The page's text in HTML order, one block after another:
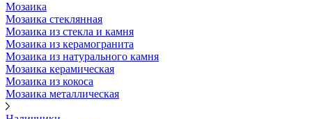
Мозаика
Мозаика стеклянная
Мозаика из стекла и камня
Мозаика из керамогранита
Мозаика из натурального камня
Мозаика керамическая
Мозаика из кокоса
Мозаика металлическая